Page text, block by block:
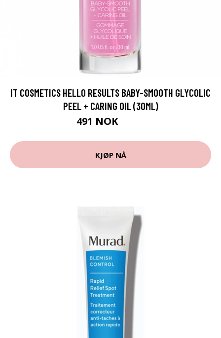
IT COSMETICS HELLO RESULTS BABY-SMOOTH GLYCOLIC
PEEL + CARING OIL (30ML)
491 NOK
KJØP NÅ